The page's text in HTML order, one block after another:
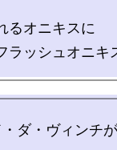
るオニキスに
ダ・ヴィンチが